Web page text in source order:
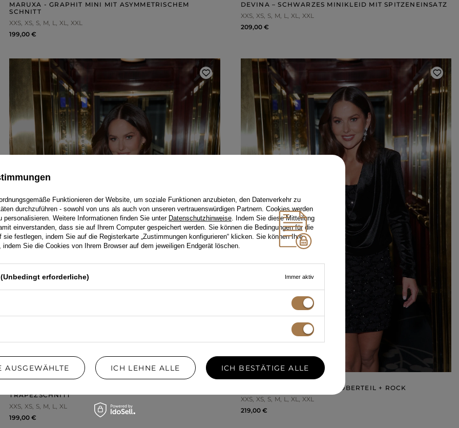
MARUXA - GRAPHIT MINI MIT ASYMMETRISCHEM
SCHNITT
XXS XS S M L XL XXL
199,00 €
DEVINA – SCHWARZES MINIKLEID MIT SPITZENEINSATZ
XXS XS S M L XL XXL
209,00 €
TRAPEZSCHNITT
XXS XS S M L XL
199,00 €
USILIA – SCHWARZES SET: OBERTEIL + ROCK
XXS XS S M L XL XXL
219,00 €
Funktionieren der Website, um soziale Funktionen anzubieten, den Datenverkehr zu
durchzuführen - sowohl von uns als auch von unseren vertrauenswürdigen Partnern. Cookies werden
personalisieren. Weitere Informationen finden Sie unter Datenschutzhinweise. Indem Sie diese Mitteilung
einverstanden, dass sie auf Ihrem Computer gespeichert werden. Sie können die Bedingungen für die
sie festlegen, indem Sie auf die Registerkarte „Zustimmungen konfigurieren“ klicken. Sie können Ihre
indem Sie die Cookies von Ihrem Browser auf dem jeweiligen Endgerät löschen.
erforderliche) Immer aktiv
AUSGEWÄHLTE ICH LEHNE ALLE ICH BESTÄTIGE ALLE